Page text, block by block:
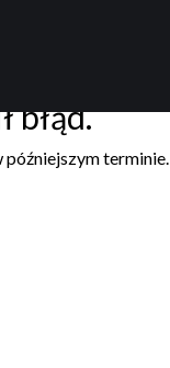
błąd.
późniejszym terminie.